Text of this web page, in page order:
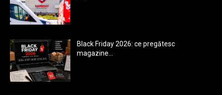
Black Friday 2026: ce pregătesc
magazine...